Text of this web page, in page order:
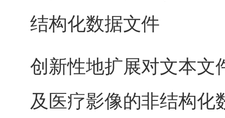
结构化数据文件
创新性地扩展对文本文
及医疗影像的非结构化